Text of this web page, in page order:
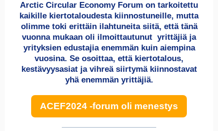
Arctic Circular Economy Forum on tarkoitettu
kaikille kiertotaloudesta kiinnostuneille, mutta
olimme toki erittäin ilahtuneita siitä, että tänä
vuonna mukaan oli ilmoittautunut yrittäjiä ja
yrityksien edustajia enemmän kuin aiempina
vuosina. Se osoittaa, että kiertotalous,
kestävyysasiat ja vihreä siirtymä kiinnostavat
yhä enemmän yrittäjiä.
ACEF2024 -forum oli menestys